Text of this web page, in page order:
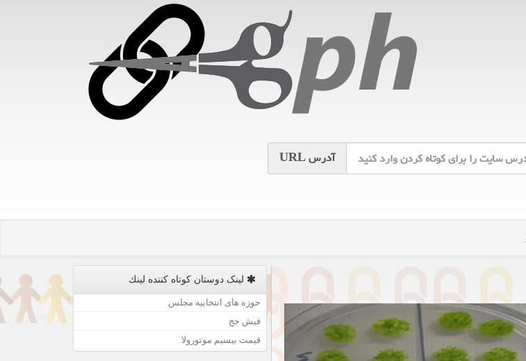
آدرسURL
لینک دوستان كوتاه كننده لینك
حوزه های انتخابیه مجلس
فیش حج
قیمت بیسیم موتورولا